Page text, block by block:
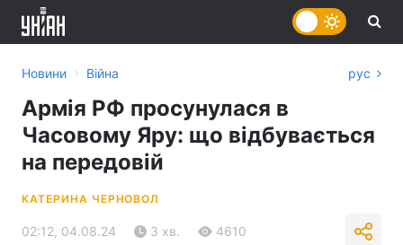
Новини › Війна рус
Армія РФ просунулася в
Часовому Яру: що відбувається
на передовій
КАТЕРИНА ЧЕРНОВОЛ
02:12, 04.08.24 3 хв. 4610